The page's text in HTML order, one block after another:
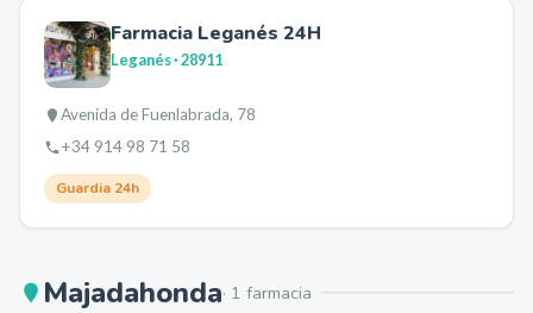
Farmacia Leganés 24H
Leganés· 28911
Avenida de Fuenlabrada, 78
+34 914 98 71 58
Guardia 24h
Majadahonda· 1 farmacia